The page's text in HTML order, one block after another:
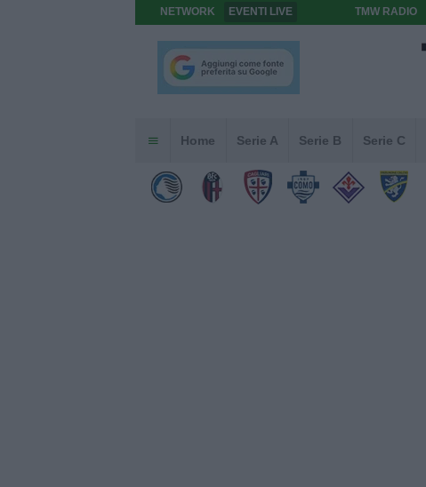
NETWORK EVENTI LIVE TMW RADIO
Home Serie A Serie B Serie C